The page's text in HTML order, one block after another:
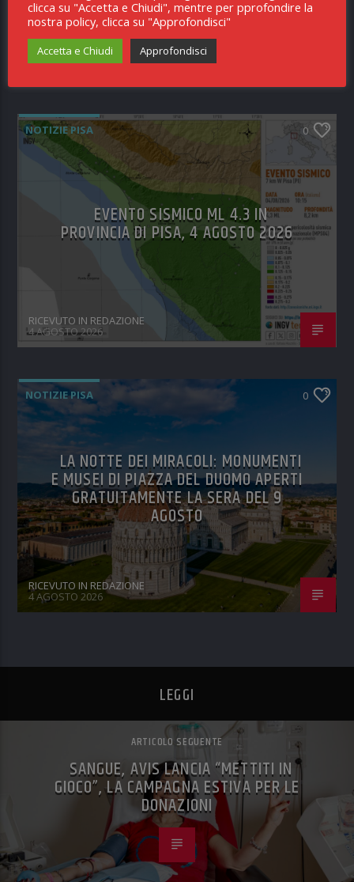
RICEVUTO IN REDAZIONE
5 AGOSTO 2026
NOTIZIE PISA 0
EVENTO SISMICO ML 4.3 IN
PROVINCIA DI PISA, 4 AGOSTO 2026
RICEVUTO IN REDAZIONE
4 AGOSTO 2026
NOTIZIE PISA 0
LA NOTTE DEI MIRACOLI: MONUMENTI
E MUSEI DI PIAZZA DEL DUOMO APERTI
GRATUITAMENTE LA SERA DEL 9
AGOSTO
RICEVUTO IN REDAZIONE
4 AGOSTO 2026
LEGGI
ARTICOLO SEGUENTE
SANGUE, AVIS LANCIA “METTITI IN
GIOCO”, LA CAMPAGNA ESTIVA PER LE
DONAZIONI
clicca su "Accetta e Chiudi", mentre per pprofondire la
nostra policy, clicca su "Approfondisci"
Accetta e Chiudi Approfondisci